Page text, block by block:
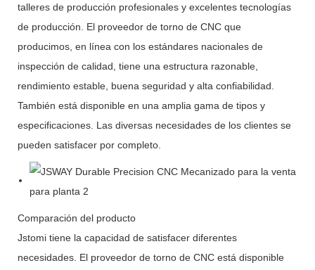
talleres de producción profesionales y excelentes tecnologías
de producción. El proveedor de torno de CNC que
producimos, en línea con los estándares nacionales de
inspección de calidad, tiene una estructura razonable,
rendimiento estable, buena seguridad y alta confiabilidad.
También está disponible en una amplia gama de tipos y
especificaciones. Las diversas necesidades de los clientes se
pueden satisfacer por completo.
Comparación del producto
Jstomi tiene la capacidad de satisfacer diferentes
necesidades. El proveedor de torno de CNC está disponible